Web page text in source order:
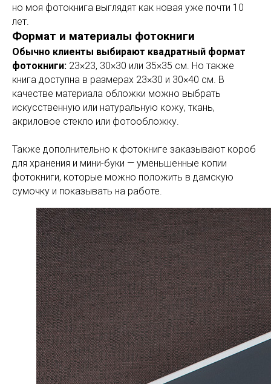
но моя фотокнига выглядят как новая уже почти 10
лет.
Формат и материалы фотокниги
Обычно клиенты выбирают квадратный формат
фотокниги: 23×23, 30×30 или 35×35 см. Но также
книга доступна в размерах 23×30 и 30×40 см. В
качестве материала обложки можно выбрать
искусственную или натуральную кожу, ткань,
акриловое стекло или фотообложку.
Также дополнительно к фотокниге заказывают короб
для хранения и мини-буки — уменьшенные копии
фотокниги, которые можно положить в дамскую
сумочку и показывать на работе.